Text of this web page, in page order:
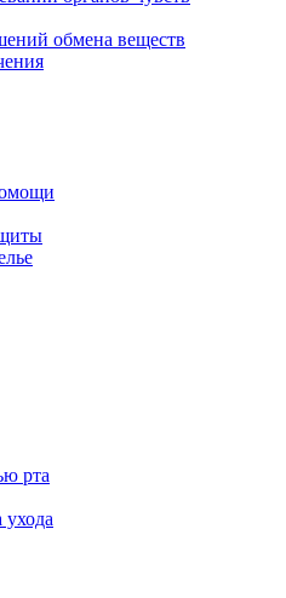
обмена веществ
рта